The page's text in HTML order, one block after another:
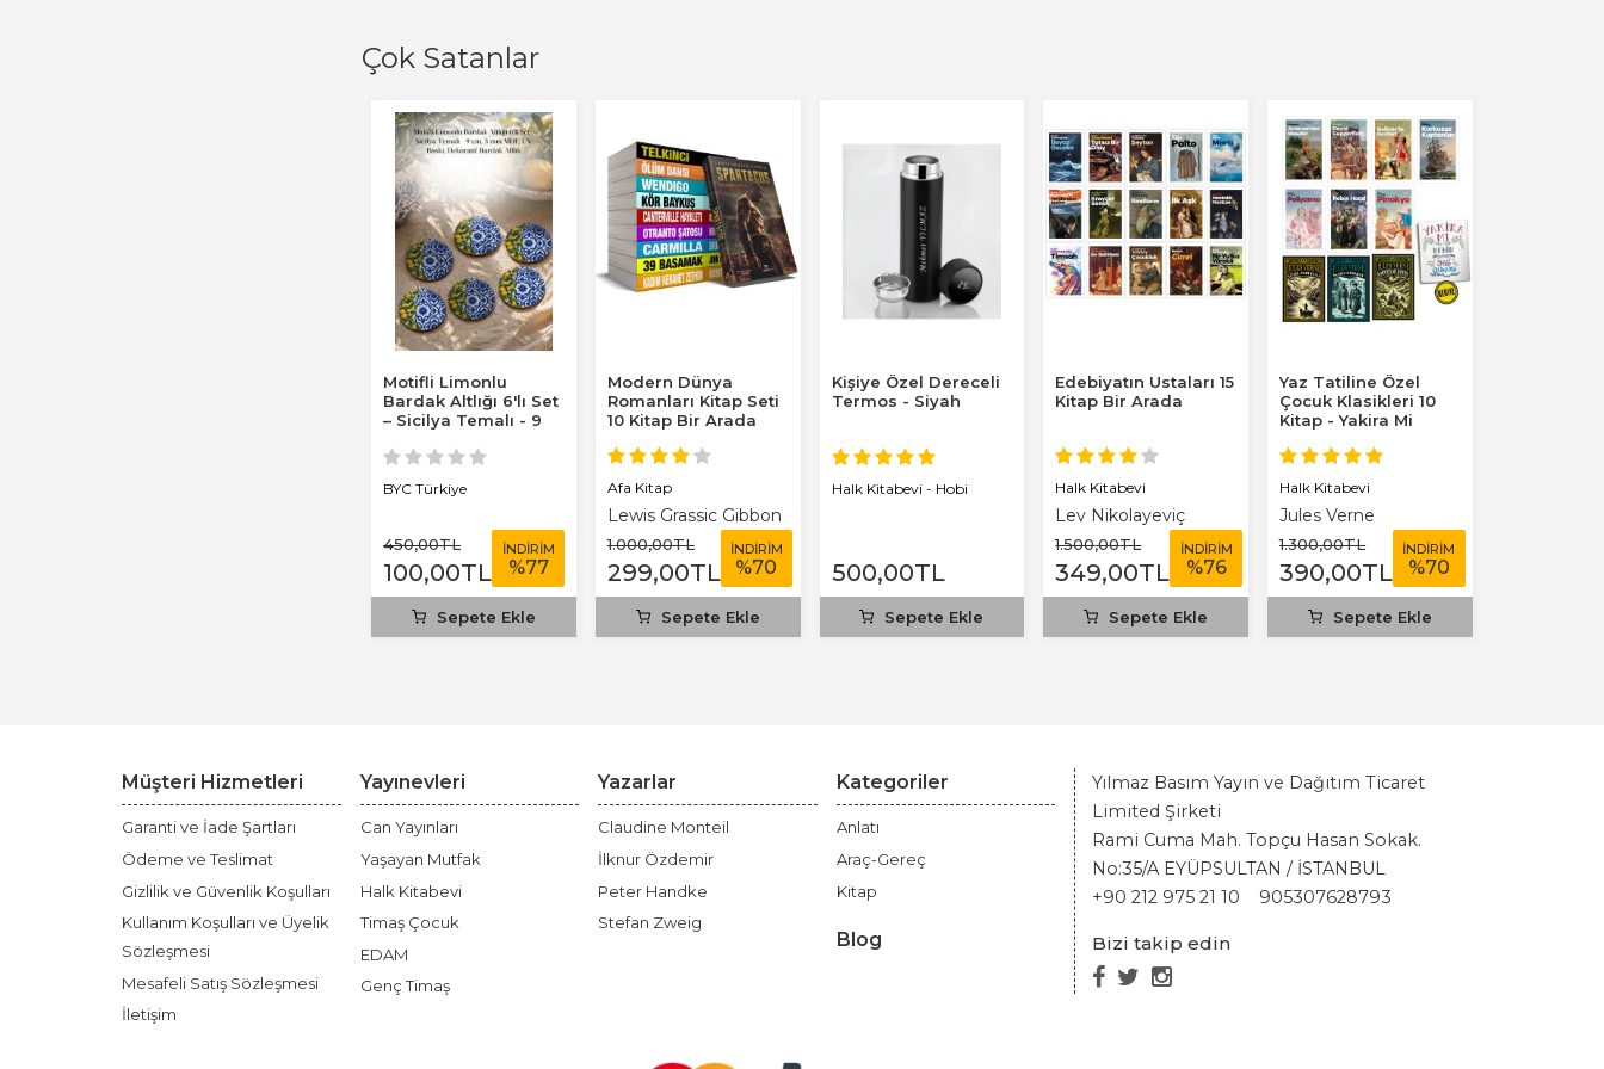
Çok Satanlar
Motifli Limonlu
Bardak Altlığı 6'lı Set
– Sicilya Temalı - 9
BYC Türkiye
450,00TL
100,00TL
İNDİRİM
%77
Sepete Ekle
Modern Dünya
Romanları Kitap Seti
10 Kitap Bir Arada
Afa Kitap
Lewis Grassic Gibbon
1.000,00TL
299,00TL
İNDİRİM
%70
Sepete Ekle
Kişiye Özel Dereceli
Termos - Siyah
Halk Kitabevi - Hobi
500,00TL
Sepete Ekle
Edebiyatın Ustaları 15
Kitap Bir Arada
Halk Kitabevi
Lev Nikolayeviç
Tolstoy
1.500,00TL
349,00TL
İNDİRİM
%76
Sepete Ekle
Yaz Tatiline Özel
Çocuk Klasikleri 10
Kitap - Yakira Mi
Halk Kitabevi
Jules Verne
1.300,00TL
390,00TL
İNDİRİM
%70
Sepete Ekle
Müşteri Hizmetleri
Garanti ve İade Şartları
Ödeme ve Teslimat
Gizlilik ve Güvenlik Koşulları
Kullanım Koşulları ve Üyelik
Sözleşmesi
Mesafeli Satış Sözleşmesi
İletişim
Yayınevleri
Can Yayınları
Yaşayan Mutfak
Halk Kitabevi
Timaş Çocuk
EDAM
Genç Timaş
Yazarlar
Claudine Monteil
İlknur Özdemir
Peter Handke
Stefan Zweig
Kategoriler
Anlatı
Araç-Gereç
Kitap
Blog
Yılmaz Basım Yayın ve Dağıtım Ticaret
Limited Şirketi
Rami Cuma Mah. Topçu Hasan Sokak.
No:35/A EYÜPSULTAN / İSTANBUL
+90 212 975 21 10
905307628793
Bizi takip edin